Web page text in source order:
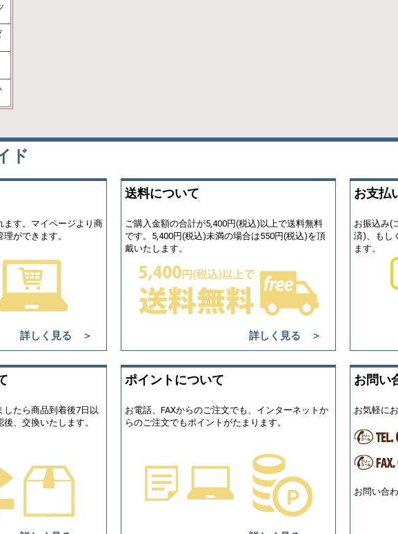
ド
ます。マイページより商
ができます。
詳しく見る ＞
送料について
ご購入金額の合計が5,400円(税込)以上で送料無料
です。5,400円(税込)未満の場合は550円(税込)を頂
戴いたします。
詳しく見る ＞
お支払
お振込み(
済)、もし
ます。
たら商品到着後7日以
、交換いたします。
ポイントについて
お電話、FAXからのご注文でも、インターネットか
らのご注文でもポイントがたまります。
お問い
お気軽に
お問い合